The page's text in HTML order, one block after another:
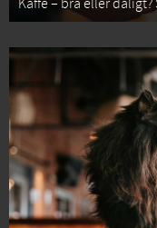
Kaffe – bra eller